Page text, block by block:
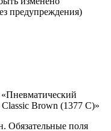
предупреждения)
Brown (1377 C)»
Обязательные поля